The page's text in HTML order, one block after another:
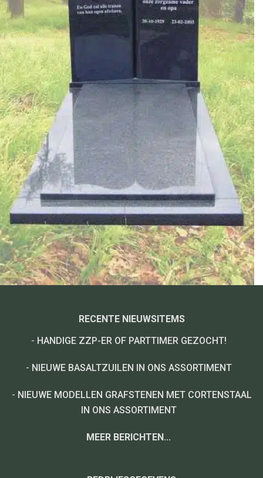
RECENTE NIEUWSITEMS
- HANDIGE ZZP-ER OF PARTTIMER GEZOCHT!
- NIEUWE BASALTZUILEN IN ONS ASSORTIMENT
- NIEUWE MODELLEN GRAFSTENEN MET CORTENSTAAL
IN ONS ASSORTIMENT
MEER BERICHTEN...